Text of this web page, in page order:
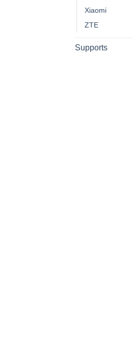
Xiaomi
ZTE
Supports